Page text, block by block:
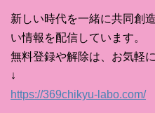
新しい時代を一緒に共同創
い情報を配信しています。
無料登録や解除は、お気軽
↓
https://369chikyu-labo.com/